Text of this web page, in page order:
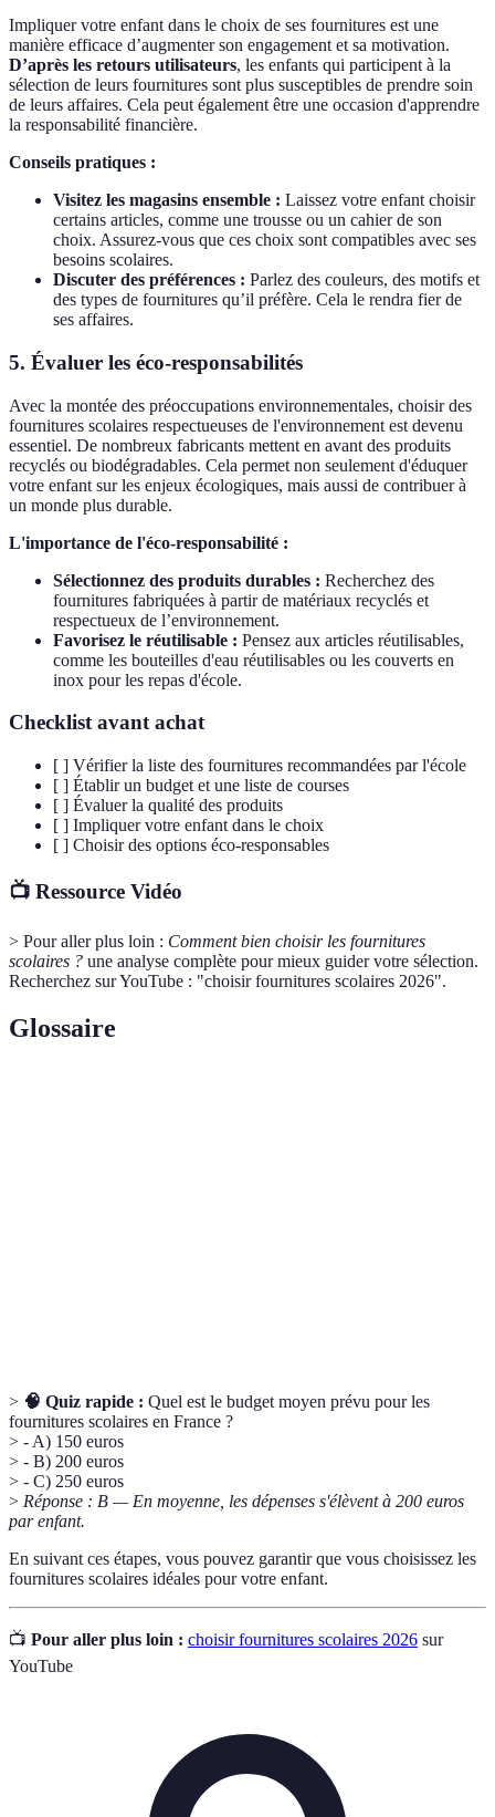
Impliquer votre enfant dans le choix de ses fournitures est une
manière efficace d’augmenter son engagement et sa motivation.
D’après les retours utilisateurs, les enfants qui participent à la
sélection de leurs fournitures sont plus susceptibles de prendre soin
de leurs affaires. Cela peut également être une occasion d'apprendre
la responsabilité financière.
Conseils pratiques :
Visitez les magasins ensemble : Laissez votre enfant choisir
certains articles, comme une trousse ou un cahier de son
choix. Assurez-vous que ces choix sont compatibles avec ses
besoins scolaires.
Discuter des préférences : Parlez des couleurs, des motifs et
des types de fournitures qu’il préfère. Cela le rendra fier de
ses affaires.
5. Évaluer les éco-responsabilités
Avec la montée des préoccupations environnementales, choisir des
fournitures scolaires respectueuses de l'environnement est devenu
essentiel. De nombreux fabricants mettent en avant des produits
recyclés ou biodégradables. Cela permet non seulement d'éduquer
votre enfant sur les enjeux écologiques, mais aussi de contribuer à
un monde plus durable.
L'importance de l'éco-responsabilité :
Sélectionnez des produits durables : Recherchez des
fournitures fabriquées à partir de matériaux recyclés et
respectueux de l’environnement.
Favorisez le réutilisable : Pensez aux articles réutilisables,
comme les bouteilles d'eau réutilisables ou les couverts en
inox pour les repas d'école.
Checklist avant achat
[ ] Vérifier la liste des fournitures recommandées par l'école
[ ] Établir un budget et une liste de courses
[ ] Évaluer la qualité des produits
[ ] Impliquer votre enfant dans le choix
[ ] Choisir des options éco-responsables
📺 Ressource Vidéo
> Pour aller plus loin : Comment bien choisir les fournitures
scolaires ? une analyse complète pour mieux guider votre sélection.
Recherchez sur YouTube : "choisir fournitures scolaires 2026".
Glossaire
> 🧠 Quiz rapide : Quel est le budget moyen prévu pour les
fournitures scolaires en France ?
> - A) 150 euros
> - B) 200 euros
> - C) 250 euros
> Réponse : B — En moyenne, les dépenses s'élèvent à 200 euros
par enfant.
En suivant ces étapes, vous pouvez garantir que vous choisissez les
fournitures scolaires idéales pour votre enfant.
📺 Pour aller plus loin : choisir fournitures scolaires 2026 sur
YouTube